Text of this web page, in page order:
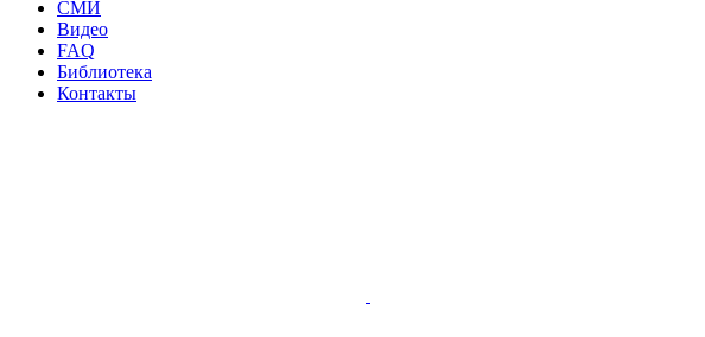
СМИ
Видео
FAQ
Библиотека
Контакты